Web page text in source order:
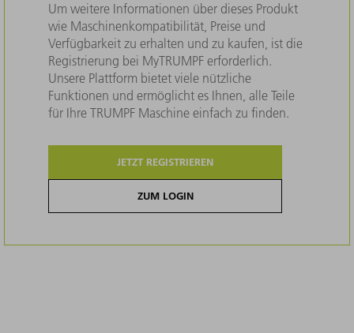
Um weitere Informationen über dieses Produkt
wie Maschinenkompatibilität, Preise und
Verfügbarkeit zu erhalten und zu kaufen, ist die
Registrierung bei MyTRUMPF erforderlich.
Unsere Plattform bietet viele nützliche
Funktionen und ermöglicht es Ihnen, alle Teile
für Ihre TRUMPF Maschine einfach zu finden.
JETZT REGISTRIEREN
ZUM LOGIN